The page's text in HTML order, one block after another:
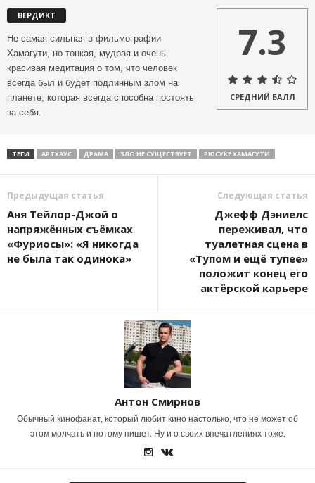
ВЕРДИКТ
Не самая сильная в фильмографии
Хамагути, но тонкая, мудрая и очень
красивая медитация о том, что человек
всегда был и будет подлинным злом на
планете, которая всегда способна постоять
за себя.
7.3
СРЕДНИЙ БАЛЛ
ТЕГИ АРТХАУС ДРАМА ЗЛО НЕ СУЩЕСТВУЕТ РЮСУКЕ ХАМАГУТИ
Предыдущая статья
Аня Тейлор-Джой о
напряжённых съёмках
«Фуриосы»: «Я никогда
не была так одинока»
Следующая статья
Джефф Дэниелс
переживал, что
туалетная сцена в
«Тупом и ещё тупее»
положит конец его
актёрской карьере
Антон Смирнов
Обычный кинофанат, который любит кино настолько, что не может об
этом молчать и потому пишет. Ну и о своих впечатлениях тоже.